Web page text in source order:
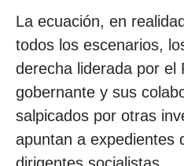
La ecuación, en
todos los escenarios,
derecha liderada por el
gobernante y sus
salpicados por otras
apuntan a expedientes